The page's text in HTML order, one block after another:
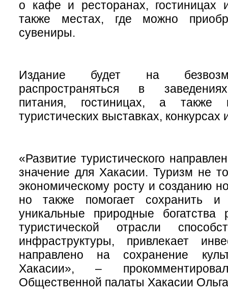
о кафе и ресторанах, гостиницах
также местах, где можно
сувениры.
Издание будет на
распространяться в
питания, гостиницах, а также
туристических выставках, конкурсах
«Развитие туристического
значение для Хакасии. Туризм не
экономическому росту и созданию
но также помогает сохранить и
уникальные природные богатства
туристической отрасли
инфраструктуры, привлекает
направлено на сохранение
Хакасии», –
Общественной палаты Хакасии